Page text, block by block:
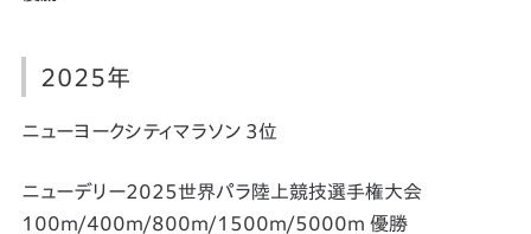
2025年
ニューヨークシティマラソン 3位
ニューデリー2025世界パラ陸上競技選手権大会
100m/400m/800m/1500m/5000m 優勝